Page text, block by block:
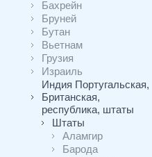
Бахрейн
Бруней
Бутан
Вьетнам
Грузия
Израиль
Индия Португальская,
Британская,
республика, штаты
Штаты
Аламгир
Барода